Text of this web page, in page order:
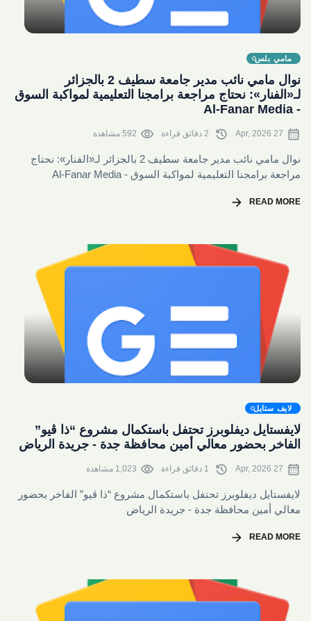
مامي بلس
نوال مامي نائب مدير جامعة سطيف 2 بالجزائر
لـ«الفنار»: نحتاج مراجعة برامجنا التعليمية لمواكبة السوق
- Al-Fanar Media
calendar_month
27 Apr, 2026
history
visibility 592 مشاهدة
نوال مامي نائب مدير جامعة سطيف 2 بالجزائر لـ«الفنار»: نحتاج
مراجعة برامجنا التعليمية لمواكبة السوق - Al-Fanar Media
READ MORE
arrow_forward
لايف ستايل
لايفستايل ديفلوبرز تحتفل باستكمال مشروع “ذا ڤيو”
الفاخر بحضور معالي أمين محافظة جدة - جريدة الرياض
calendar_month
27 Apr, 2026
history
visibility 1,023 مشاهدة
لايفستايل ديفلوبرز تحتفل باستكمال مشروع “ذا ڤيو” الفاخر بحضور
معالي أمين محافظة جدة - جريدة الرياض
READ MORE
arrow_forward